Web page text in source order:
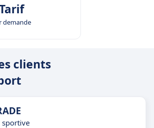
demande
clients
sportive